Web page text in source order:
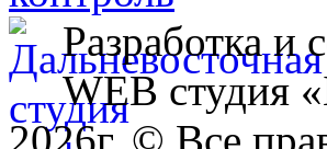
Разработка и
WEB студия